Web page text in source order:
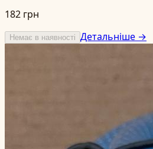
182 грн
Немає в наявності Детальніше →